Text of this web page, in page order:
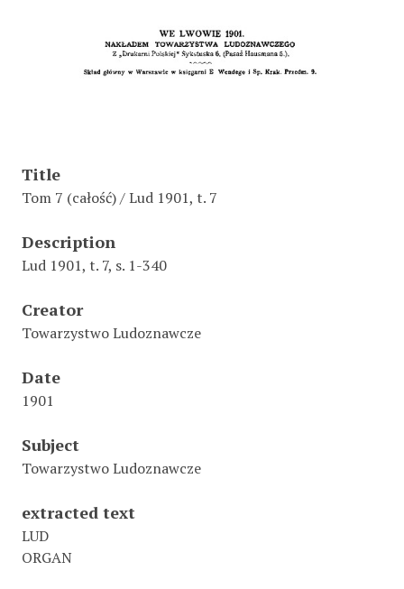
Title
Tom 7 (całość) / Lud 1901, t. 7
Description
Lud 1901, t. 7, s. 1-340
Creator
Towarzystwo Ludoznawcze
Date
1901
Subject
Towarzystwo Ludoznawcze
extracted text
LUD
ORGAN